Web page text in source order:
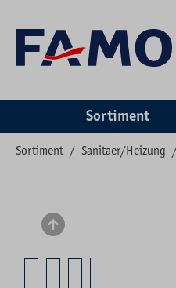
Sortiment
Sortiment / Sanitaer/Heizung
Bildergalerie überspringen